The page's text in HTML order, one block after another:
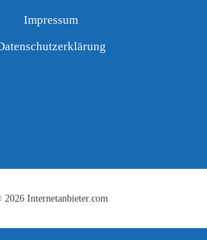
Impressum
2026 Internetanbieter.com